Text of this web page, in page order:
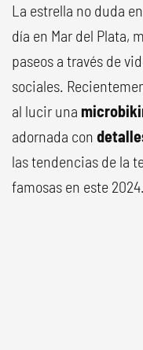
La estrella no duda
día en Mar del Plata,
paseos a través de
sociales.
al lucir una
adornada con
las tendencias de la
famosas en este 2024.